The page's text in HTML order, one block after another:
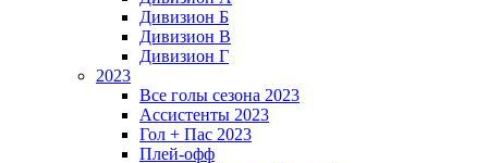
Дивизион Б
Дивизион В
Дивизион Г
2023
Все голы сезона 2023
Ассистенты 2023
Гол + Пас 2023
Плей-офф